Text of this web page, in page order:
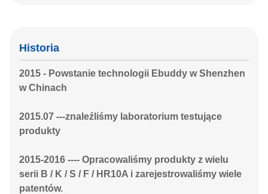
Historia
2015 - Powstanie technologii Ebuddy w Shenzhen
w Chinach
2015.07 ---znaleźliśmy laboratorium testujące
produkty
2015-2016 ---- Opracowaliśmy produkty z wielu
serii B / K / S / F / HR10A i zarejestrowaliśmy wiele
patentów.